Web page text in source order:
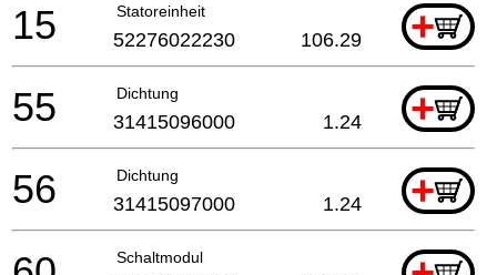
Statoreinheit +
15 52276022230 106.29
Dichtung +
55 31415096000 1.24
Dichtung +
56 31415097000 1.24
Schaltmodul